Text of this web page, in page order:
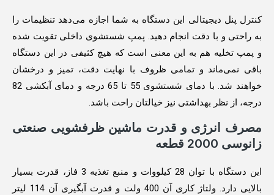
کنترل پنل دیجیتالی این دستگاه به شما اجازه می‌دهد تنظیمات را
به راحتی و با دقت انجام دهید. پمپ شستشوی داخلی تقویت شده
و پمپ تخلیه هم به این معنی است که هیچ کثیفی در این دستگاه
باقی نمی‌ماند و تمامی ظروف با نهایت دقت، تمیز و درخشان
خواهند شد. با دمای شستشوی 55 تا 65 درجه و دمای آبکشی 82
درجه، از نظر بهداشتی نیز خیالتان راحت باشد.
مصرف انرژی و قدرت ماشین ظرفشویی صنعتی
زانوسی 2000 قطعه
این دستگاه با توان 28 کیلووات و منبع تغذیه 3 فاز، قدرت بسیار
بالایی دارد. ولتاژ کاری آن 400 ولت و قدرت آبگیری آن 114 لیتر